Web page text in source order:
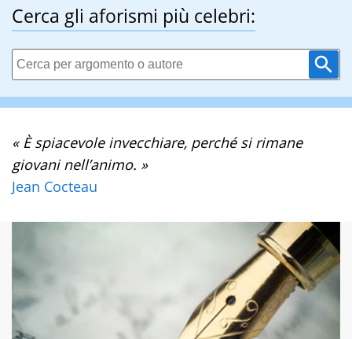
Cerca gli aforismi più celebri:
« È spiacevole invecchiare, perché si rimane
giovani nell’animo. »
Jean Cocteau